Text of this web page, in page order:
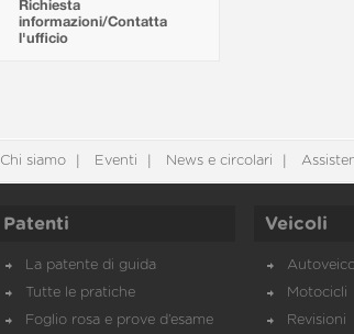
Richiesta
informazioni/Contatta
l'ufficio
Chi siamo Eventi News e circolari
Patenti
La patente di guida
Tutte le pratiche
Foglio rosa e prove d’esame
Veicoli
Motocicli
Revisioni